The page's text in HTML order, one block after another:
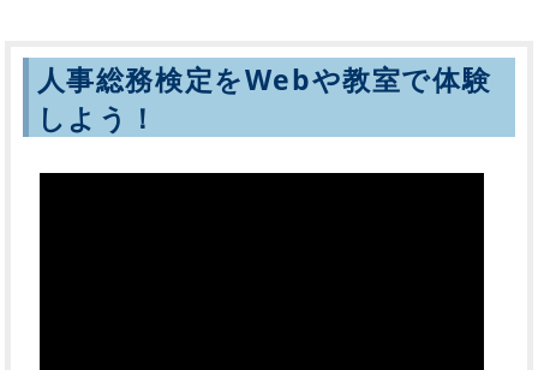
人事総務検定をWebや教室で体験
しよう！